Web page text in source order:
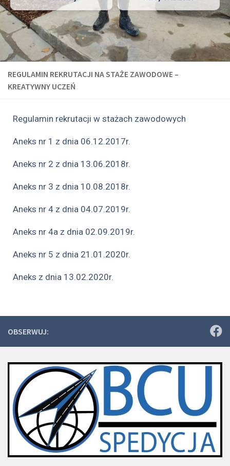
REGULAMIN REKRUTACJI NA STAŻE ZAWODOWE –
KREATYWNY UCZEŃ
Regulamin rekrutacji w stażach zawodowych
Aneks nr 1 z dnia 06.12.2017r.
Aneks nr 2 z dnia 13.06.2018r.
Aneks nr 3 z dnia 10.08.2018r.
Aneks nr 4 z dnia 04.07.2019r.
Aneks nr 4a z dnia 02.09.2019r.
Aneks nr 5 z dnia 21.01.2020r.
Aneks z dnia 13.02.2020r.
OBSERWUJ: